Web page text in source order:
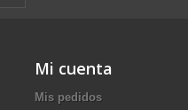
Mi cuenta
Mis pedidos